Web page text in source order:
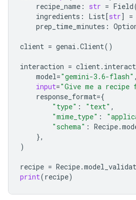
recipe_name : str = Field
ingredients : List[str] =
prep_time_minutes :
client = genai .Client()
interaction = client.
model="gemini-3.6-flash" ,
input="Give me a recipe
response_format={
"type" : "text" ,
"mime_type" :
"schema" : Recipe.
},
)
recipe = Recipe.
print(recipe)